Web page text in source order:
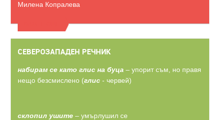
Милена Копралева
СЕВЕРОЗАПАДЕН РЕЧНИК
набирам се като глис на буца – упорит съм, но правя
нещо безсмислено (глис - червей)
склопил ушите – умърлушил се